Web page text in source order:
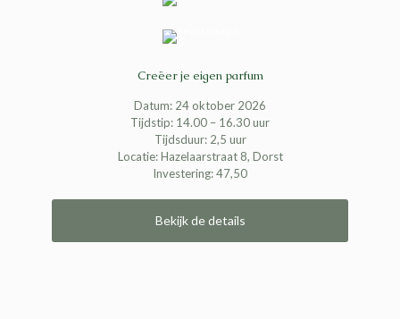
Creëer je eigen parfum
Datum: 24 oktober 2026
Tijdstip: 14.00 – 16.30 uur
Tijdsduur: 2,5 uur
Locatie: Hazelaarstraat 8, Dorst
Investering: 47,50
Bekijk de details